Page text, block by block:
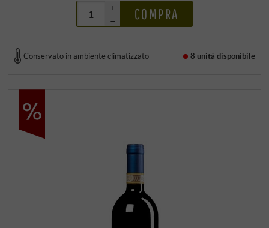
+
–
COMPRA
Conservato in ambiente climatizzato 8 unità disponibile